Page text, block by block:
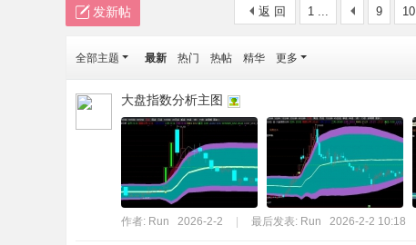
之
—
式
1 ... 9 10
返 回
发新帖
全部主题 最新 热门 热帖 精华 更多
大盘指数分析主图
作者: Run 2026-2-2 最后发表: Run 2026-2-2 10:18